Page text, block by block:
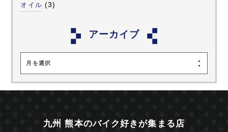
オイル (3)
アーカイブ
月を選択
九州 熊本のバイク好きが集まる店